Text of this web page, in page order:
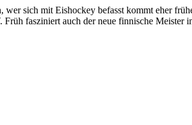
sich mit Eishockey befasst kommt eher
fasziniert auch der neue finnische